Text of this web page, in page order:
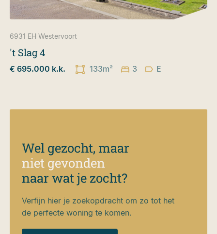
6931 EH Westervoort
't Slag 4
€ 695.000 k.k. 133m² 3 E
Wel gezocht, maar
niet gevonden
naar wat je zocht?
Verfijn hier je zoekopdracht om zo tot het
de perfecte woning te komen.